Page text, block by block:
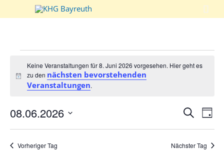

Veranstaltungen
für
8.
Hinweis
Keine Veranstaltungen für 8. Juni 2026 vorgesehen. Hier geht
es zu dennächsten bevorstehenden
Veranstaltungen.
Suche
und
SucheTag
08.06.2026
Datum
Vorheriger Tag Nächster Tag